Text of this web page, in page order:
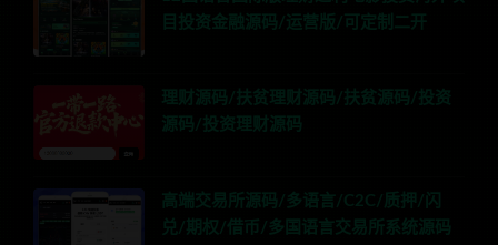
目投资金融源码/运营版/可定制二开
理财源码/扶贫理财源码/扶贫源码/投资
源码/投资理财源码
高端交易所源码/多语言/C2C/质押/闪
兑/期权/借币/多国语言交易所系统源码